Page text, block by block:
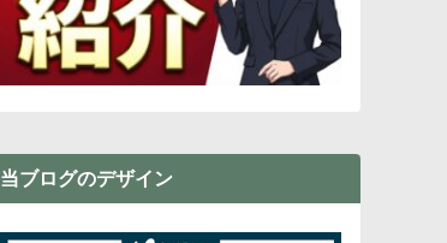
当ブログのデザイン